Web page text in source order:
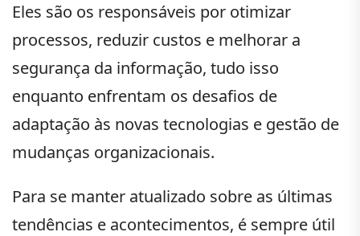
Eles são os responsáveis por otimizar
processos, reduzir custos e melhorar a
segurança da informação, tudo isso
enquanto enfrentam os desafios de
adaptação às novas tecnologias e gestão de
mudanças organizacionais.
Para se manter atualizado sobre as últimas
tendências e acontecimentos, é sempre útil